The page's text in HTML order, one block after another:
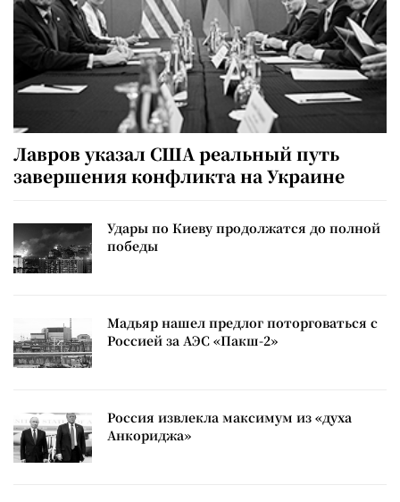
Лавров указал США реальный путь
завершения конфликта на Украине
Удары по Киеву продолжатся до полной
победы
Мадьяр нашел предлог поторговаться с
Россией за АЭС «Пакш-2»
Россия извлекла максимум из «духа
Анкориджа»